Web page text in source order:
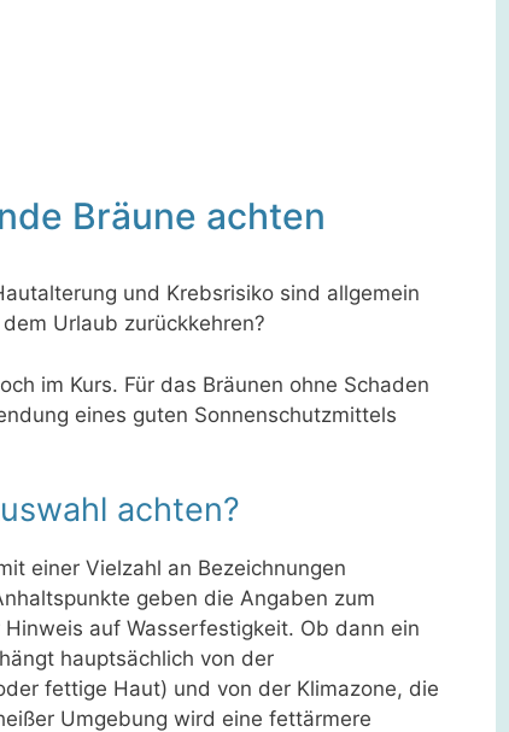
Bräune achten
und Krebsrisiko sind allgemein
Urlaub zurückkehren?
im Kurs. Für das Bräunen ohne Schaden
eines guten Sonnenschutzmittels
achten?
einer Vielzahl an Bezeichnungen
geben die Angaben zum
auf Wasserfestigkeit. Ob dann ein
hauptsächlich von der
fettige Haut) und von der Klimazone, die
Umgebung wird eine fettärmere